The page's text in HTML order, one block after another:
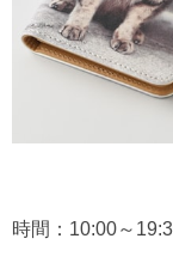
時間：10:00～